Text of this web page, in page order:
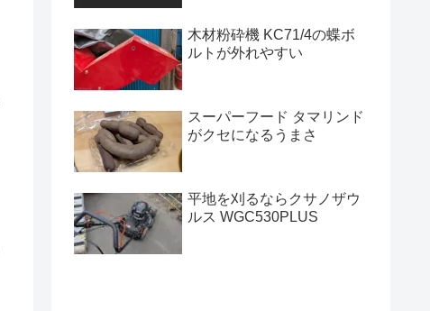
木材粉砕機 KC71/4の蝶ボ
ルトが外れやすい
スーパーフード タマリンド
がクセになるうまさ
平地を刈るならクサノザウ
ルス WGC530PLUS